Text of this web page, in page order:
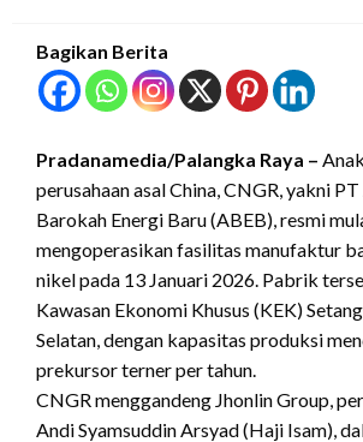
Bagikan Berita
Pradanamedia/Palangka Raya –
perusahaan asal China, CNGR, yakni
Barokah Energi Baru (ABEB), resmi
mengoperasikan fasilitas manufaktur
nikel pada 13 Januari 2026. Pabrik
Kawasan Ekonomi Khusus (KEK)
Selatan, dengan kapasitas produksi
prekursor terner per tahun.
CNGR menggandeng Jhonlin Group,
Andi Syamsuddin Arsyad (Haji Isam),